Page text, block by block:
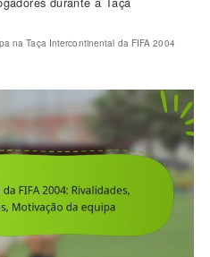
na Taça Intercontinental da FIFA 2004